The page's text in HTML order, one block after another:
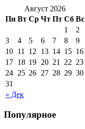
Август 2026
Пн Вт Ср Чт Пт Сб Вс
« Дек
1
2
3
4 5 6 7 8
9
10 11 12 13 14 15 16
17 18 19 20 21 22 23
24 25 26 27 28 29 30
31
Популярное